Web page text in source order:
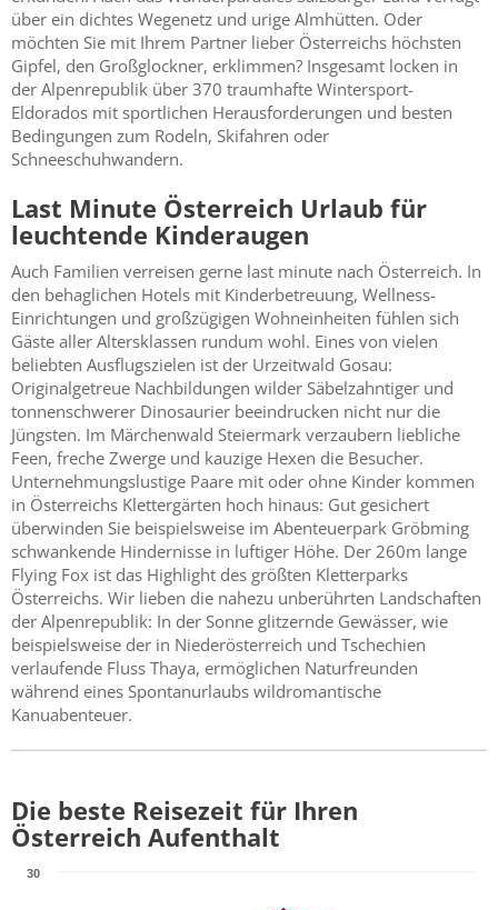
über ein dichtes Wegenetz und urige Almhütten. Oder
möchten Sie mit Ihrem Partner lieber Österreichs höchsten
Gipfel, den Großglockner, erklimmen? Insgesamt locken in
der Alpenrepublik über 370 traumhafte Wintersport-
Eldorados mit sportlichen Herausforderungen und besten
Bedingungen zum Rodeln, Skifahren oder
Schneeschuhwandern.
Last Minute Österreich Urlaub für
leuchtende Kinderaugen
Auch Familien verreisen gerne last minute nach Österreich. In
den behaglichen Hotels mit Kinderbetreuung, Wellness-
Einrichtungen und großzügigen Wohneinheiten fühlen sich
Gäste aller Altersklassen rundum wohl. Eines von vielen
beliebten Ausflugszielen ist der Urzeitwald Gosau:
Originalgetreue Nachbildungen wilder Säbelzahntiger und
tonnenschwerer Dinosaurier beeindrucken nicht nur die
Jüngsten. Im Märchenwald Steiermark verzaubern liebliche
Feen, freche Zwerge und kauzige Hexen die Besucher.
Unternehmungslustige Paare mit oder ohne Kinder kommen
in Österreichs Klettergärten hoch hinaus: Gut gesichert
überwinden Sie beispielsweise im Abenteuerpark Gröbming
schwankende Hindernisse in luftiger Höhe. Der 260m lange
Flying Fox ist das Highlight des größten Kletterparks
Österreichs. Wir lieben die nahezu unberührten Landschaften
der Alpenrepublik: In der Sonne glitzernde Gewässer, wie
beispielsweise der in Niederösterreich und Tschechien
verlaufende Fluss Thaya, ermöglichen Naturfreunden
während eines Spontanurlaubs wildromantische
Kanuabenteuer.
Die beste Reisezeit für Ihren
Österreich Aufenthalt
30